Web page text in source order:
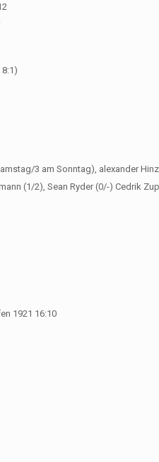
8:1)
3 am Sonntag), alexander
(1/2), Sean Ryder (0/-) Cedrik
1921 16:10